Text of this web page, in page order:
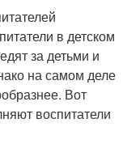
в детском
за детьми и
на самом деле
Вот
воспитатели